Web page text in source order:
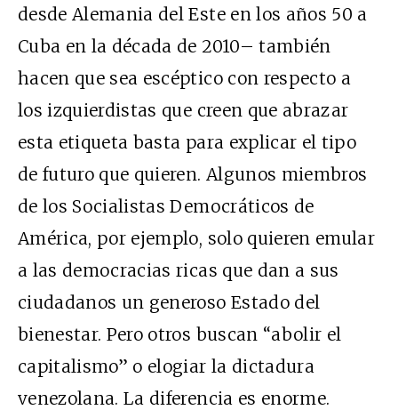
desde Alemania del Este en los años 50 a
Cuba en la década de 2010– también
hacen que sea escéptico con respecto a
los izquierdistas que creen que abrazar
esta etiqueta basta para explicar el tipo
de futuro que quieren. Algunos miembros
de los Socialistas Democráticos de
América, por ejemplo, solo quieren emular
a las democracias ricas que dan a sus
ciudadanos un generoso Estado del
bienestar. Pero otros buscan “abolir el
capitalismo” o elogiar la dictadura
venezolana. La diferencia es enorme.